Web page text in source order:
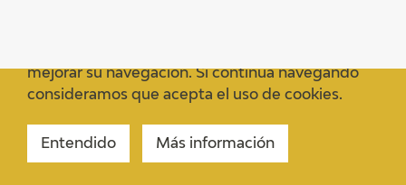
mejorar su navegación. Si continua navegando
consideramos que acepta el uso de cookies.
Entendido Más información